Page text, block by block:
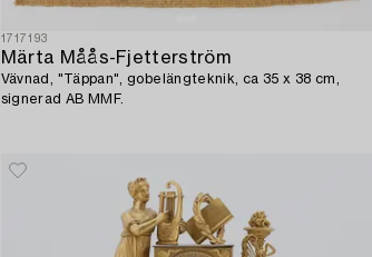
1717193
Märta Måås-Fjetterström
Vävnad, "Täppan", gobelängteknik, ca 35 x 38 cm,
signerad AB MMF.